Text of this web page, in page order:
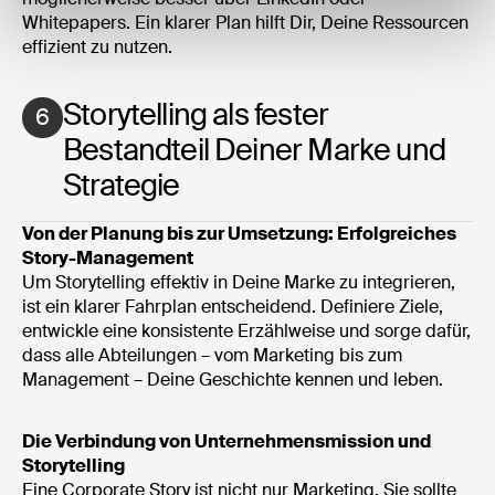
Whitepapers. Ein klarer Plan hilft Dir, Deine Ressourcen
effizient zu nutzen.
6 Storytelling als fester
Bestandteil Deiner Marke und
Strategie
Von der Planung bis zur Umsetzung: Erfolgreiches
Story-Management
Um Storytelling effektiv in Deine Marke zu integrieren,
ist ein klarer Fahrplan entscheidend. Definiere Ziele,
entwickle eine konsistente Erzählweise und sorge dafür,
dass alle Abteilungen – vom Marketing bis zum
Management – Deine Geschichte kennen und leben.
Die Verbindung von Unternehmensmission und
Storytelling
Eine Corporate Story ist nicht nur Marketing. Sie sollte